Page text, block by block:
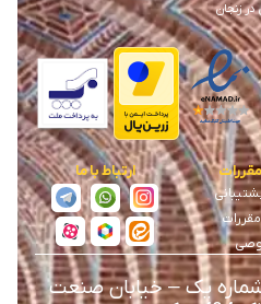
زنجان
ارتباط با ما
یک–خیابان صنعت